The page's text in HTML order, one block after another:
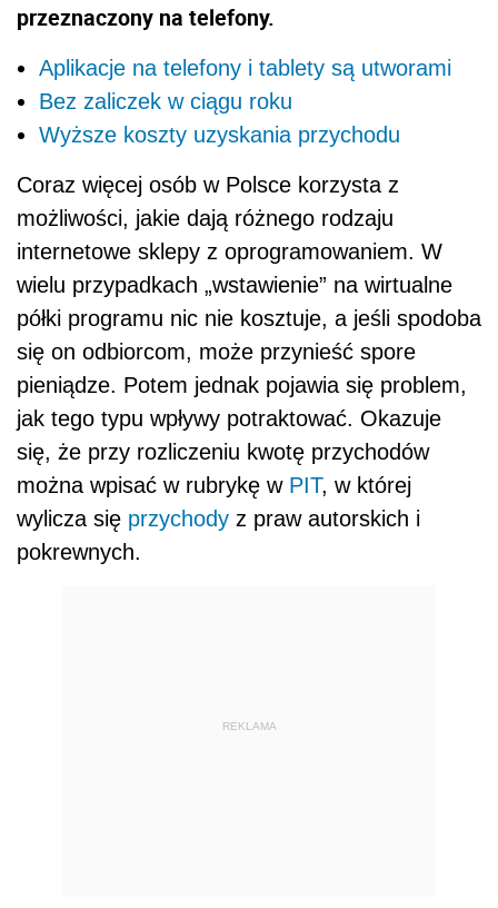
przeznaczony na telefony.
Aplikacje na telefony i tablety są utworami
Bez zaliczek w ciągu roku
Wyższe koszty uzyskania przychodu
Coraz więcej osób w Polsce korzysta z
możliwości, jakie dają różnego rodzaju
internetowe sklepy z oprogramowaniem. W
wielu przypadkach „wstawienie” na wirtualne
półki programu nic nie kosztuje, a jeśli spodoba
się on odbiorcom, może przynieść spore
pieniądze. Potem jednak pojawia się problem,
jak tego typu wpływy potraktować. Okazuje
się, że przy rozliczeniu kwotę przychodów
można wpisać w rubrykę w PIT, w której
wylicza się przychody z praw autorskich i
pokrewnych.
REKLAMA